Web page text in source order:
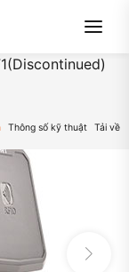
Thông số kỹ thuật Tải về